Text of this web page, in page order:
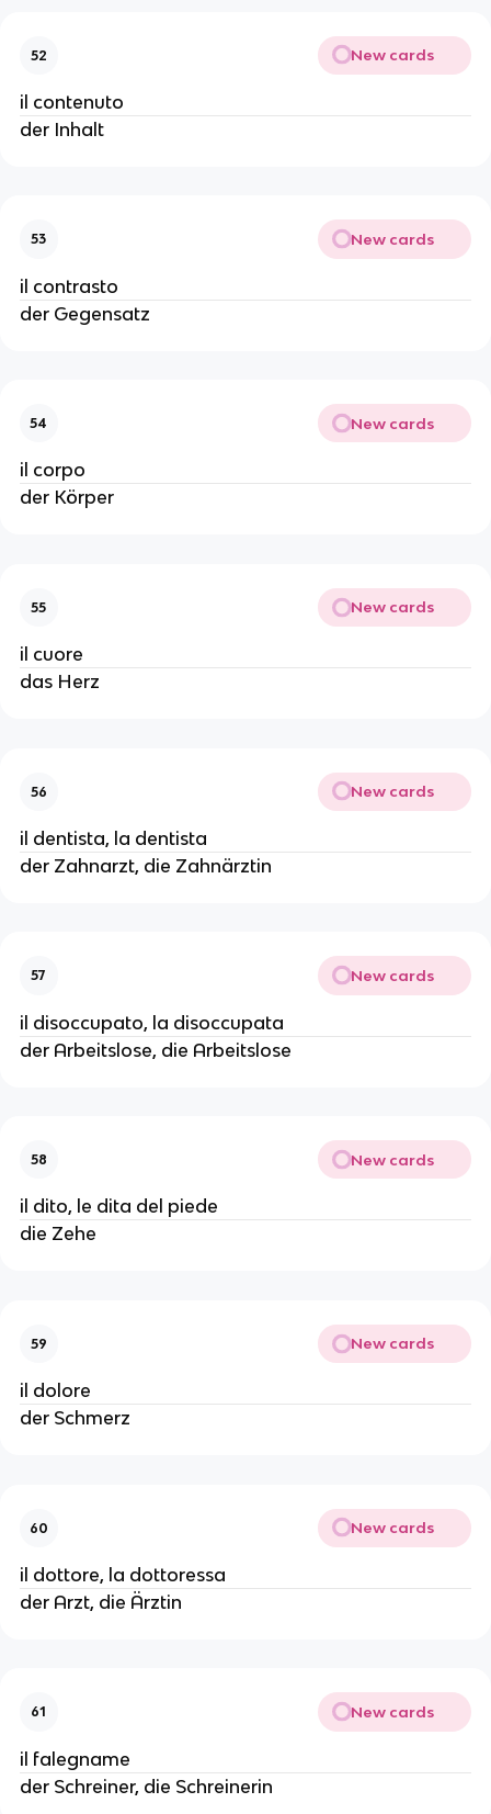
52 New cards
il contenuto
der Inhalt
53 New cards
il contrasto
der Gegensatz
54 New cards
il corpo
der Körper
55 New cards
il cuore
das Herz
56 New cards
il dentista, la dentista
der Zahnarzt, die Zahnärztin
57 New cards
il disoccupato, la disoccupata
der Arbeitslose, die Arbeitslose
58 New cards
il dito, le dita del piede
die Zehe
59 New cards
il dolore
der Schmerz
60 New cards
il dottore, la dottoressa
der Arzt, die Ärztin
61 New cards
il falegname
der Schreiner, die Schreinerin